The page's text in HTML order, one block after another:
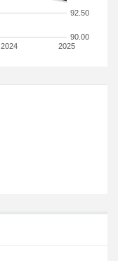
2024 2025
90.00
92.50